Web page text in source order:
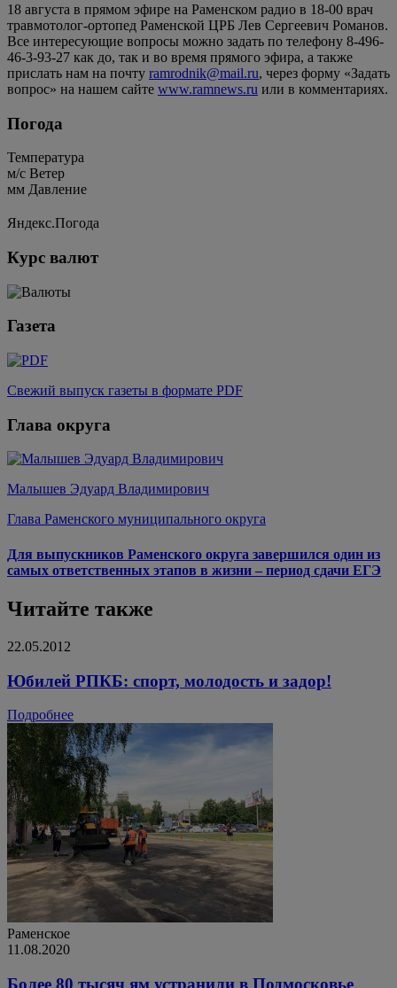
18 августа в прямом эфире на Раменском радио в 18-00 врач
травмотолог-ортопед Раменской ЦРБ Лев Сергеевич Романов.
Все интересующие вопросы можно задать по телефону 8-496-
46-3-93-27 как до, так и во время прямого эфира, а также
прислать нам на почту ramrodnik@mail.ru, через форму «Задать
вопрос» на нашем сайте www.ramnews.ru или в комментариях.
Погода
Температура
м/c Ветер
мм Давление
Яндекс.Погода
Курс валют
Газета
Свежий выпуск газеты в формате PDF
Глава округа
Малышев Эдуард Владимирович
Глава Раменского муниципального округа
Для выпускников Раменского округа завершился один из
самых ответственных этапов в жизни – период сдачи ЕГЭ
Читайте также
22.05.2012
Юбилей РПКБ: спорт, молодость и задор!
Подробнее
Раменское
11.08.2020
Более 80 тысяч ям устранили в Подмосковье